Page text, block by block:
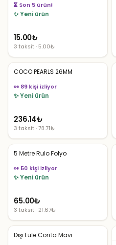
⏳ Son 5 ürün!
✨ Yeni ürün
15.00₺
3 taksit · 5.00₺
COCO PEARLS 26MM
👀 89 kişi izliyor
✨ Yeni ürün
236.14₺
3 taksit · 78.71₺
5 Metre Rulo Folyo
👀 50 kişi izliyor
✨ Yeni ürün
65.00₺
3 taksit · 21.67₺
Dişi Lüle Conta Mavi